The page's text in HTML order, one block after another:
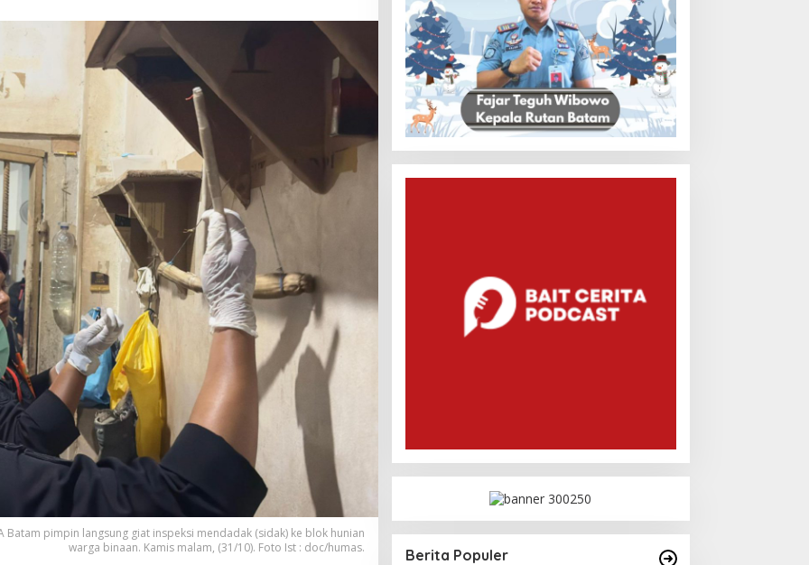
Batam pimpin langsung giat inspeksi mendadak (sidak) ke blok hunian
warga binaan. Kamis malam, (31/10). Foto Ist : doc/humas.
Berita Populer